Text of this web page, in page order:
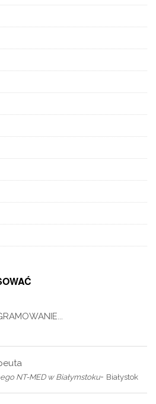
NT-MED w Białymstoku- Białystok